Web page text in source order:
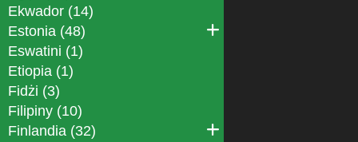
Ekwador (14)
Estonia (48)
Eswatini (1)
Etiopia (1)
Fidżi (3)
Filipiny (10)
Finlandia (32)